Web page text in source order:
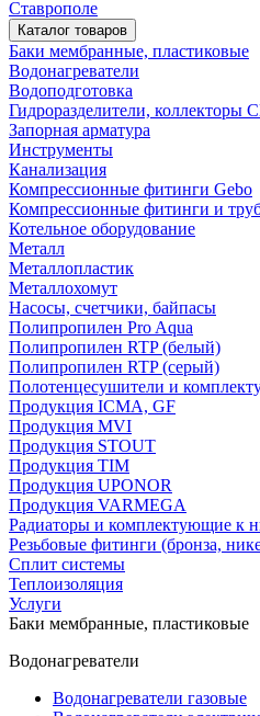
Каталог товаров
Баки мембранные, пластиковые
Водонагреватели
Водоподготовка
Гидроразделители, коллекторы
Запорная арматура
Инструменты
Канализация
Компрессионные фитинги Gebo
Компрессионные фитинги и
Котельное оборудование
Металл
Металлопластик
Металлохомут
Насосы, счетчики, байпасы
Полипропилен Pro Aqua
Полипропилен RTP (белый)
Полипропилен RTP (серый)
Полотенцесушители и
Продукция ICMA, GF
Продукция MVI
Продукция STOUT
Продукция TIM
Продукция UPONOR
Продукция VARMEGA
Радиаторы и комплектующие к
Резьбовые фитинги (бронза,
Сплит системы
Теплоизоляция
Услуги
Баки мембранные, пластиковые
Водонагреватели
Водонагреватели газовые